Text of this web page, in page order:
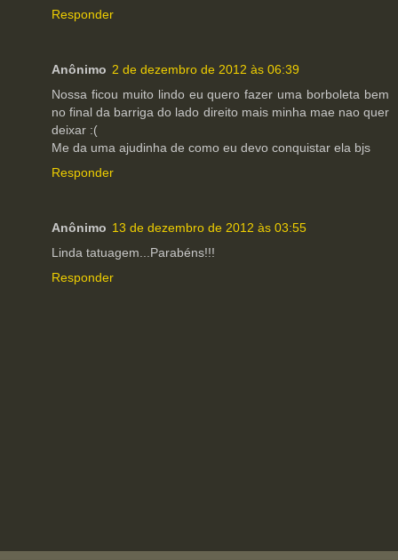
Responder
Anônimo 2 de dezembro de 2012 às 06:39
Nossa ficou muito lindo eu quero fazer uma borboleta bem
no final da barriga do lado direito mais minha mae nao quer
deixar :(
Me da uma ajudinha de como eu devo conquistar ela bjs
Responder
Anônimo 13 de dezembro de 2012 às 03:55
Linda tatuagem...Parabéns!!!
Responder